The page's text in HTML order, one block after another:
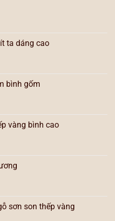
ta dáng cao
bình gốm
vàng bình cao
sơn son thếp vàng